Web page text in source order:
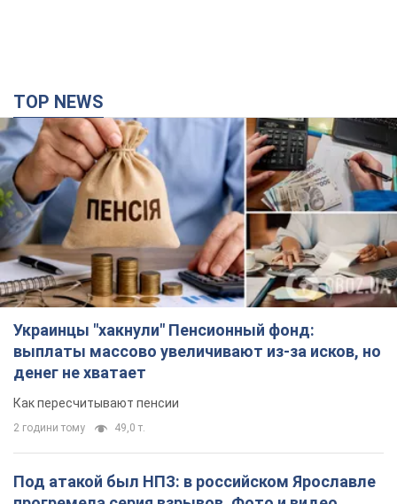
Украинцы "хакнули" Пенсионный фонд:
выплаты массово увеличивают из-за исков, но
денег не хватает
Как пересчитывают пенсии
2 години тому 49,0 т.
Под атакой был НПЗ: в российском Ярославле
прогремела серия взрывов. Фото и видео
В промзоне фиксирует несколько очагов пожара
8 хвилин тому 3,4 т.
ВСУ отминусовали ещё 1330 оккупантов и
сбили более 1800 российских БПЛА – Генштаб
Численность путинской армии сокращается
3 години тому 16,2 т.